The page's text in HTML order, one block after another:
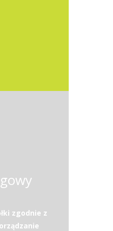
zgodnie z